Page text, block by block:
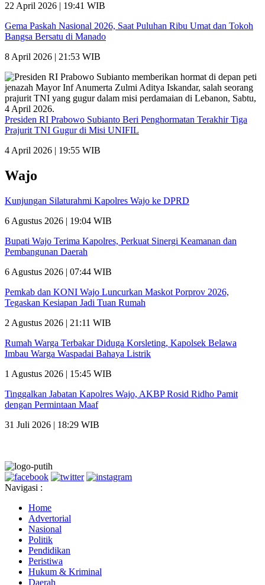
22 April 2026 | 19:41 WIB
Gema Paskah Nasional 2026, Saat Puluhan Ribu Umat dan Tokoh
Bangsa Bersatu di Manado
8 April 2026 | 21:53 WIB
Presiden RI Prabowo Subianto Beri Penghormatan Terakhir Tiga
Prajurit TNI Gugur di Misi UNIFIL
4 April 2026 | 19:55 WIB
Wajo
Kunjungan Silaturahmi Kapolres Wajo ke DPRD
6 Agustus 2026 | 19:04 WIB
Bupati Wajo Terima Kapolres, Perkuat Sinergi Keamanan dan
Pembangunan Daerah
6 Agustus 2026 | 07:44 WIB
Pemkab dan KONI Wajo Luncurkan Maskot Porprov 2026,
Tegaskan Kesiapan Jadi Tuan Rumah
2 Agustus 2026 | 21:11 WIB
Rumah Warga Terbakar Diduga Korsleting, Kapolsek Belawa
Imbau Warga Waspadai Bahaya Listrik
1 Agustus 2026 | 15:45 WIB
Tinggalkan Jabatan Kapolres Wajo, AKBP Rosid Ridho Pamit
dengan Permintaan Maaf
31 Juli 2026 | 18:29 WIB
Navigasi :
Home
Advertorial
Nasional
Politik
Pendidikan
Peristiwa
Hukum & Kriminal
Daerah